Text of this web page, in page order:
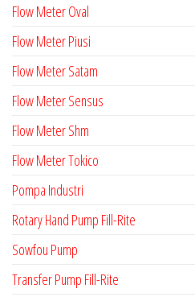
Flow Meter Oval
Flow Meter Piusi
Flow Meter Satam
Flow Meter Sensus
Flow Meter Shm
Flow Meter Tokico
Pompa Industri
Rotary Hand Pump Fill-Rite
Sowfou Pump
Transfer Pump Fill-Rite